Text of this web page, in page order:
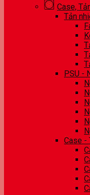
Case,
Tản
PSU -
Case -